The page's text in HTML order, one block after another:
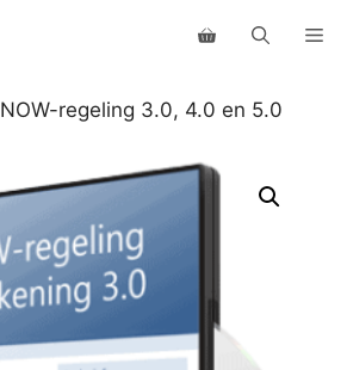
NOW-regeling 3.0, 4.0 en 5.0